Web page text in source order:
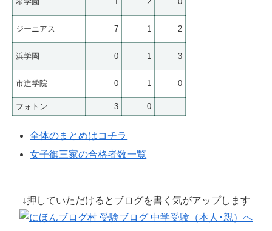
ジーニアス 7 1 2
浜学園 0 1 3
市進学院 0 1 0
フォトン 3 0
全体のまとめはコチラ
女子御三家の合格者数一覧
↓押していただけるとブログを書く気がアップします